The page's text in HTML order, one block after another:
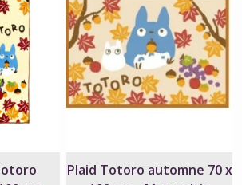
Plaid Totoro automne 70 x